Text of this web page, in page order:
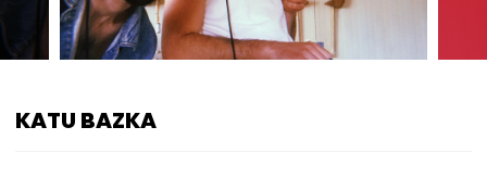
KATU BAZKA